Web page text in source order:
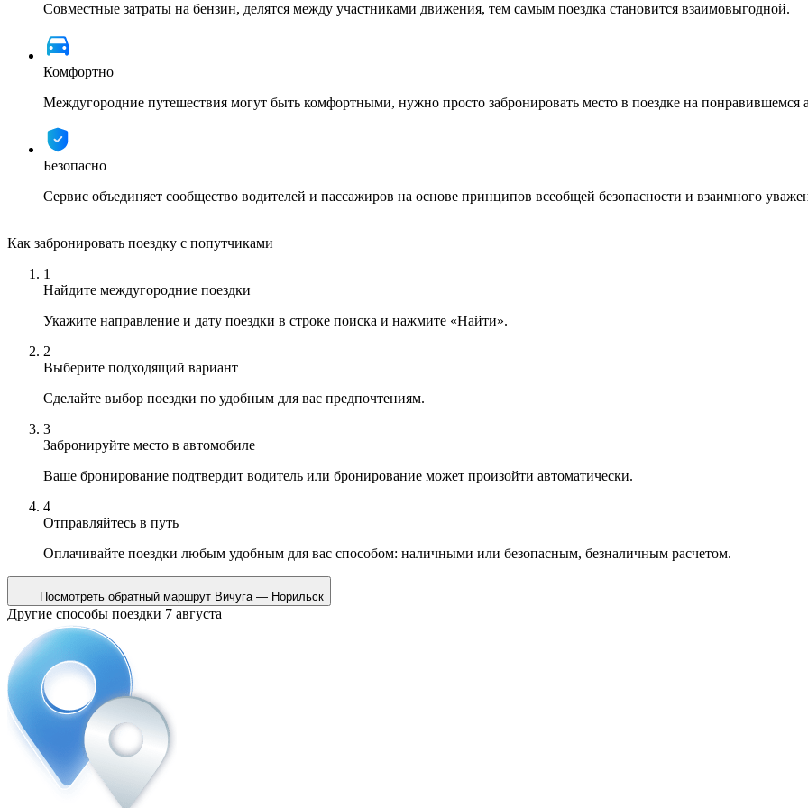
Совместные затраты на бензин, делятся между участниками движения, тем самым поездка становится взаимовыгодной.
Комфортно
Междугородние путешествия могут быть комфортными, нужно просто забронировать место в поездке на понравившемся
Безопасно
Сервис объединяет сообщество водителей и пассажиров на основе принципов всеобщей безопасности и взаимного
Как забронировать поездку с попутчиками
1
Найдите междугородние поездки
Укажите направление и дату поездки в строке поиска и нажмите «Найти».
2
Выберите подходящий вариант
Сделайте выбор поездки по удобным для вас предпочтениям.
3
Забронируйте место в автомобиле
Ваше бронирование подтвердит водитель или бронирование может произойти автоматически.
4
Отправляйтесь в путь
Оплачивайте поездки любым удобным для вас способом: наличными или безопасным, безналичным расчетом.
Посмотреть обратный маршрут Вичуга — Норильск
Другие способы поездки 7 августа